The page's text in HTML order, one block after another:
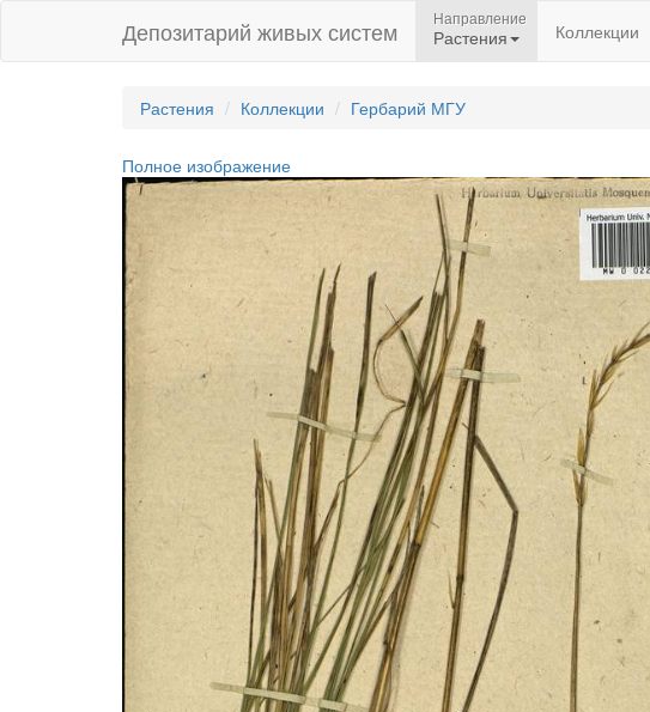
Депозитарий живых систем Направление
Растения Коллекции
Растения Коллекции Гербарий МГУ
Полное изображение